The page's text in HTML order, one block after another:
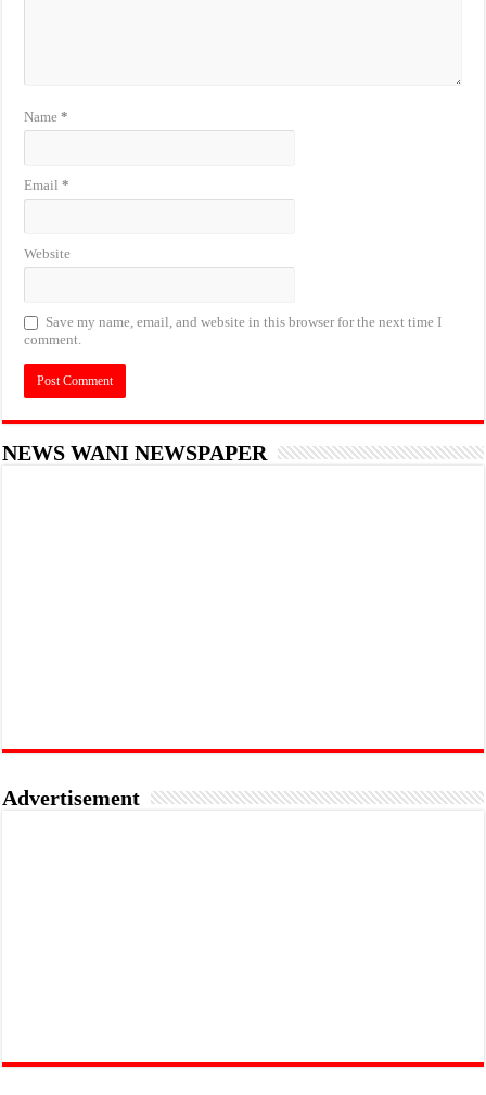
Name*
Email*
Website
Save my name, email, and website in this browser for the next time I
comment.
NEWS WANI NEWSPAPER
Advertisement